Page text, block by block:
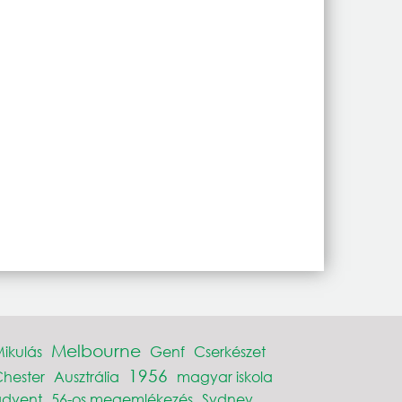
Melbourne Genf Cserkészet
Ausztrália 1956 magyar iskola